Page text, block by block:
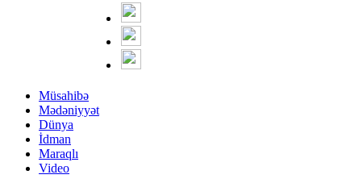
Müsahibə
Mədəniyyət
Dünya
İdman
Maraqlı
Video